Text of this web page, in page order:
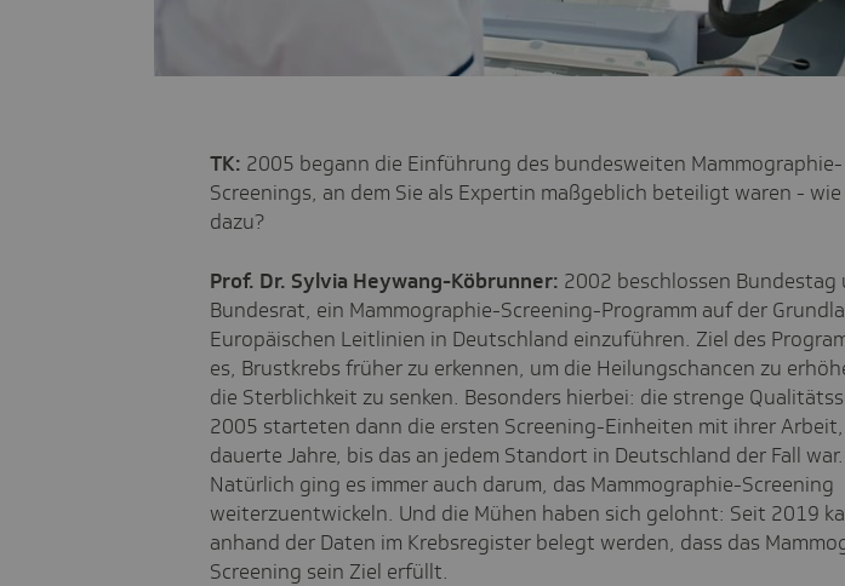
TK: 2005 begann die Einführung des bundesweiten Mammographie-
Screenings, an dem Sie als Expertin maßgeblich beteiligt waren - wie
dazu?
Prof. Dr. Sylvia Heywang-Köbrunner: 2002 beschlossen Bundestag
Bundesrat, ein Mammographie-Screening-Programm auf der
Europäischen Leitlinien in Deutschland einzuführen. Ziel des
es, Brustkrebs früher zu erkennen, um die Heilungschancen zu
die Sterblichkeit zu senken. Besonders hierbei: die strenge
2005 starteten dann die ersten Screening-Einheiten mit ihrer Arbeit,
dauerte Jahre, bis das an jedem Standort in Deutschland der Fall war.
Natürlich ging es immer auch darum, das Mammographie-Screening
weiterzuentwickeln. Und die Mühen haben sich gelohnt: Seit 2019
anhand der Daten im Krebsregister belegt werden, dass das
Screening sein Ziel erfüllt.